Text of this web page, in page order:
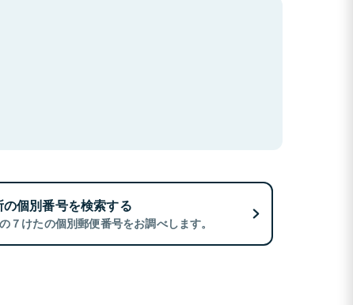
個別番号を検索する
７けたの個別郵便番号をお調べします。